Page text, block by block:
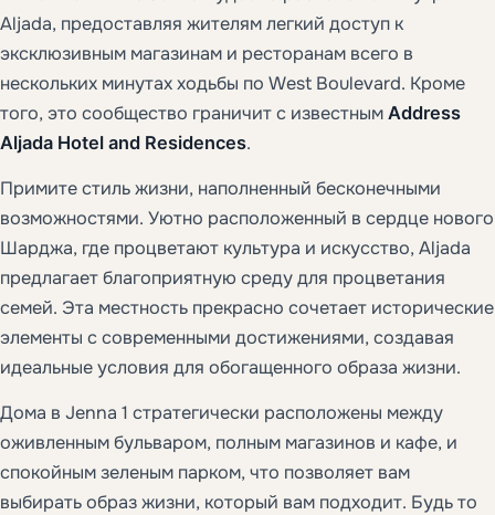
Aljada, предоставляя жителям легкий доступ к
эксклюзивным магазинам и ресторанам всего в
нескольких минутах ходьбы по West Boulevard. Кроме
того, это сообщество граничит с известным Address
Aljada Hotel and Residences.
Примите стиль жизни, наполненный бесконечными
возможностями. Уютно расположенный в сердце нового
Шарджа, где процветают культура и искусство, Aljada
предлагает благоприятную среду для процветания
семей. Эта местность прекрасно сочетает исторические
элементы с современными достижениями, создавая
идеальные условия для обогащенного образа жизни.
Дома в Jenna 1 стратегически расположены между
оживленным бульваром, полным магазинов и кафе, и
спокойным зеленым парком, что позволяет вам
выбирать образ жизни, который вам подходит. Будь то